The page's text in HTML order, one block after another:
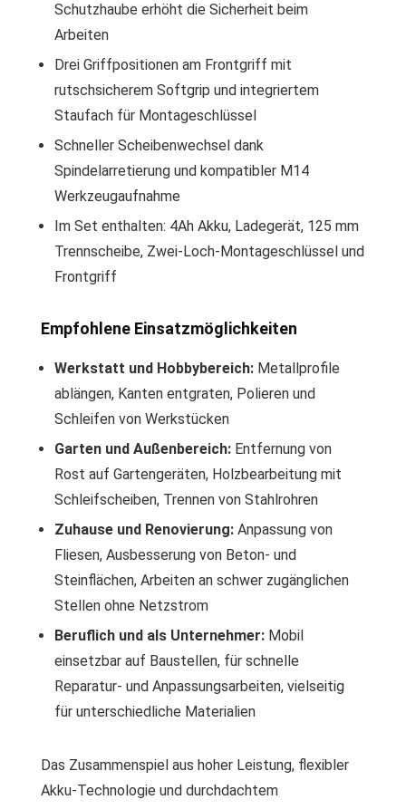
Schutzhaube erhöht die Sicherheit beim
Arbeiten
Drei Griffpositionen am Frontgriff mit
rutschsicherem Softgrip und integriertem
Staufach für Montageschlüssel
Schneller Scheibenwechsel dank
Spindelarretierung und kompatibler M14
Werkzeugaufnahme
Im Set enthalten: 4Ah Akku, Ladegerät, 125 mm
Trennscheibe, Zwei-Loch-Montageschlüssel und
Frontgriff
Empfohlene Einsatzmöglichkeiten
Werkstatt und Hobbybereich: Metallprofile
ablängen, Kanten entgraten, Polieren und
Schleifen von Werkstücken
Garten und Außenbereich: Entfernung von
Rost auf Gartengeräten, Holzbearbeitung mit
Schleifscheiben, Trennen von Stahlrohren
Zuhause und Renovierung: Anpassung von
Fliesen, Ausbesserung von Beton- und
Steinflächen, Arbeiten an schwer zugänglichen
Stellen ohne Netzstrom
Beruflich und als Unternehmer: Mobil
einsetzbar auf Baustellen, für schnelle
Reparatur- und Anpassungsarbeiten, vielseitig
für unterschiedliche Materialien
Das Zusammenspiel aus hoher Leistung, flexibler
Akku-Technologie und durchdachtem